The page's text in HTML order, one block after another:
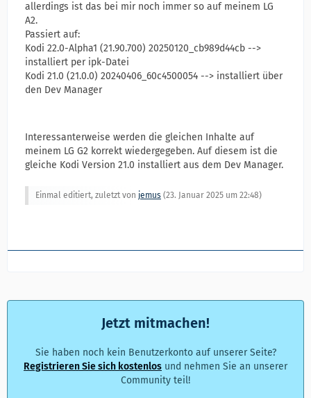
allerdings ist das bei mir noch immer so auf meinem LG
A2.
Passiert auf:
Kodi 22.0-Alpha1 (21.90.700) 20250120_cb989d44cb -->
installiert per ipk-Datei
Kodi 21.0 (21.0.0) 20240406_60c4500054 --> installiert über
den Dev Manager
Interessanterweise werden die gleichen Inhalte auf
meinem LG G2 korrekt wiedergegeben. Auf diesem ist die
gleiche Kodi Version 21.0 installiert aus dem Dev Manager.
Einmal editiert, zuletzt von jemus (23. Januar 2025 um 22:48)
Jetzt mitmachen!
Sie haben noch kein Benutzerkonto auf unserer Seite?
Registrieren Sie sich kostenlos und nehmen Sie an unserer
Community teil!